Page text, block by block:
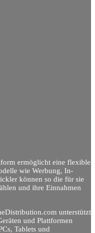
ermöglicht eine flexible
wie Werbung, In-
können so die für sie
und ihre Einnahmen
unterstützt
und Plattformen
Tablets und